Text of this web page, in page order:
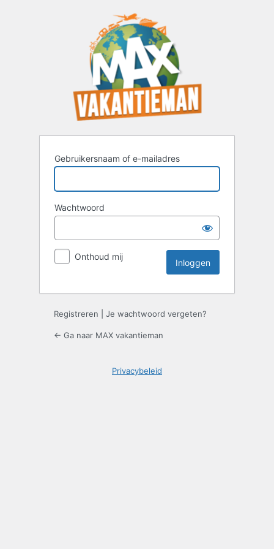
Gebruikersnaam of e-mailadres
Wachtwoord
Onthoud mij
Registreren Je wachtwoord vergeten?
← Ga naar MAX vakantieman
Privacybeleid